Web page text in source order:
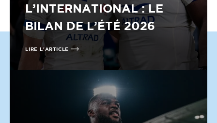
L’INTERNATIONAL : LE
BILAN DE L’ÉTÉ 2026
LIRE L'ARTICLE